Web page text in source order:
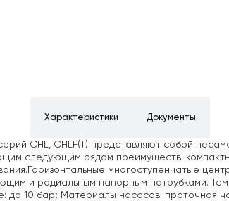
Характеристики Документы
CHL, CHLF(T) представляют собой
следующим рядом преимуществ:
многоступенчатые
и радиальным напорным патрубками.
до 10 бар; Материалы насосов: проточная